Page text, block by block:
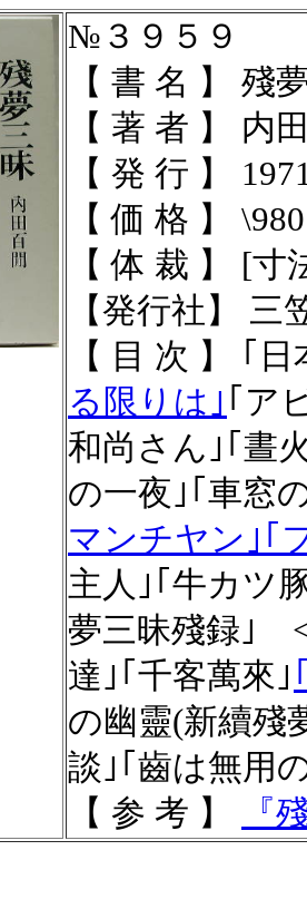
№３９５９
【 書 名 】 殘
【 著 者 】 内
【 発 行 】
【 価 格 】 \980
【 体 裁 】 [
【発行社】 三
【 目 次 】 ｢
る限りは｣ ｢ア
和尚さん｣｢晝
の一夜｣｢車窓
マンチヤン｣ ｢
主人｣｢牛カツ
夢三昧殘録｣ <
達｣｢千客萬來｣
の幽靈(新續殘
談｣｢齒は無用
【 参 考 】
『